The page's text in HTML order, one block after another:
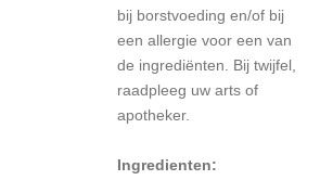
bij borstvoeding en/of bij
een allergie voor een van
de ingrediënten. Bij twijfel,
raadpleeg uw arts of
apotheker.
Ingredienten: